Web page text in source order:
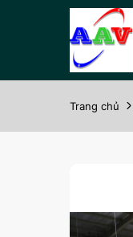
Trang chủ